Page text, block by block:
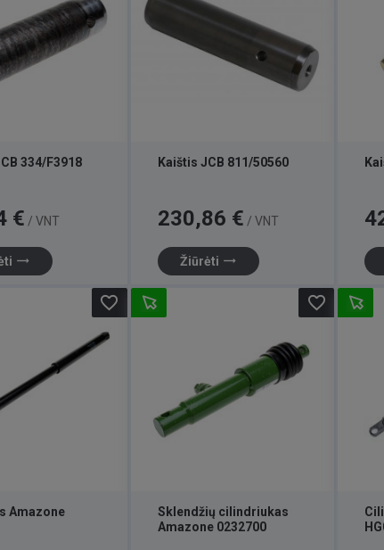
334/F3918
€ / VNT
trending_flat
Kaištis JCB 811/50560
Kaina
230,86 € / VNT
Žiūrėti trending_flat
Amazone
favorite_border
Sklendžių cilindriukas
Amazone 0232700
favorite_border